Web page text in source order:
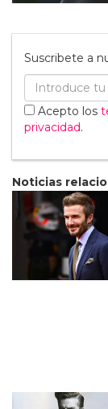
Suscribete a
Acepto los
privacidad.
Noticias